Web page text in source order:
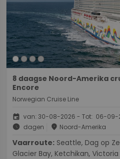
8 daagse Noord-Amerika
Encore
Norwegian Cruise Line
event van: 30-08-2026 - Tot: 06-09-
schedule dagen place Noord-Amerika
Vaarroute:
Glacier Bay, Ketchikan,